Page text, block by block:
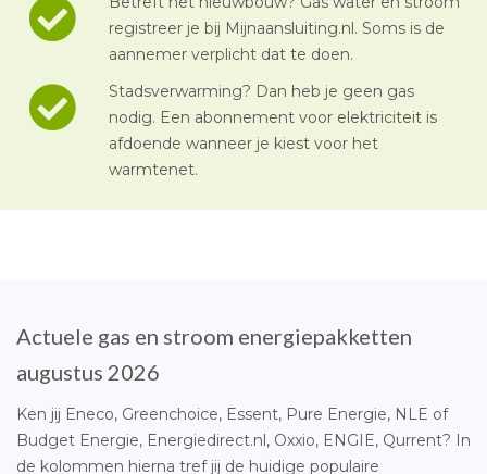
registreer je bij Mijnaansluiting.nl. Soms is de
aannemer verplicht dat te doen.
Stadsverwarming? Dan heb je geen gas
nodig. Een abonnement voor elektriciteit is
afdoende wanneer je kiest voor het
warmtenet.
Actuele gas en stroom energiepakketten
augustus 2026
Ken jij Eneco, Greenchoice, Essent, Pure Energie, NLE of
Budget Energie, Energiedirect.nl, Oxxio, ENGIE, Qurrent? In
de kolommen hierna tref jij de huidige populaire